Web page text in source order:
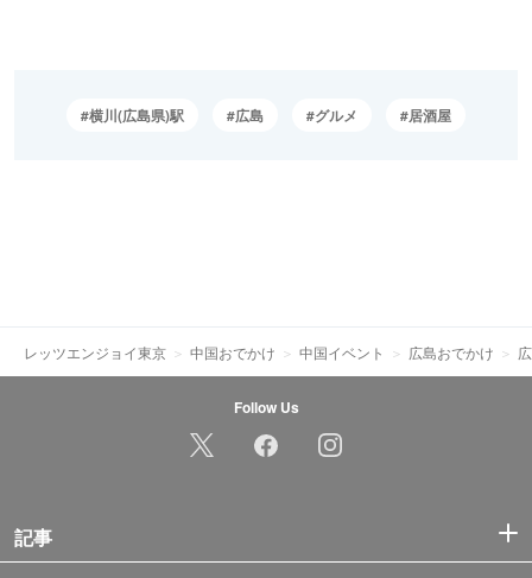
横川(広島県)駅 広島 グルメ 居酒屋
レッツエンジョイ東京 中国おでかけ 中国イベント 広島おでかけ
Follow Us
記事